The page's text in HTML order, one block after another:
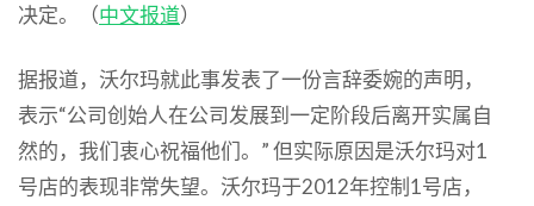
决定。（中文报道）
据报道，沃尔玛就此事发表了一份言辞委婉的声明，
表示“公司创始人在公司发展到一定阶段后离开实属自
然的，我们衷心祝福他们。” 但实际原因是沃尔玛对1
号店的表现非常失望。沃尔玛于2012年控制1号店，